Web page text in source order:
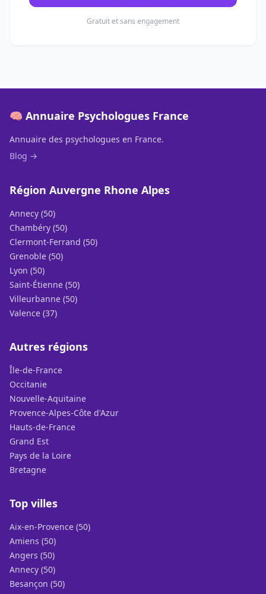
Gratuit et sans engagement
🧠 Annuaire Psychologues France
Annuaire des psychologues en France.
Blog →
Région Auvergne Rhone Alpes
Annecy (50)
Chambéry (50)
Clermont-Ferrand (50)
Grenoble (50)
Lyon (50)
Saint-Étienne (50)
Villeurbanne (50)
Valence (37)
Autres régions
Île-de-France
Occitanie
Nouvelle-Aquitaine
Provence-Alpes-Côte d'Azur
Hauts-de-France
Grand Est
Pays de la Loire
Bretagne
Top villes
Aix-en-Provence (50)
Amiens (50)
Angers (50)
Annecy (50)
Besançon (50)